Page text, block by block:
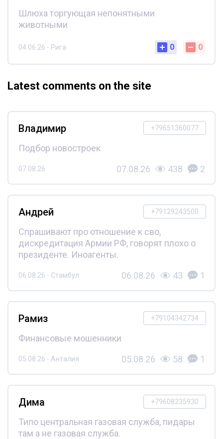
Шлюха торгующая непонятными
животными
04.06.26 - Рига 0 0
Latest comments on the site
+79651360077
Владимир
Подбор новостроек
07.08.26 07.08.26 438 2
+79129243500
Андрей
Спрашивают про отношение к сво,
дискредитация Армии РФ, говорят плохо о
президенте. Иноагенты.
06.08.26 - Стамбул 06.08.26 43 1
+79104342734
Рамиз
Финансовые мошенники
05.08.26 - Анталия 05.08.26 58 1
+79608235930
Дима
Типо центральная газовая служба, пидары
там а не газовая служба.